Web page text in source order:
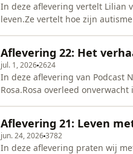
In deze aflevering vertelt Lilian
leven.Ze vertelt hoe zijn
Aflevering 22: Het
jul. 1, 20262624
In deze aflevering van Podcast
Rosa.Rosa overleed
En hoe bele
Aflevering 21: Leven
jun. 24, 20263782
In deze aflevering praten wij